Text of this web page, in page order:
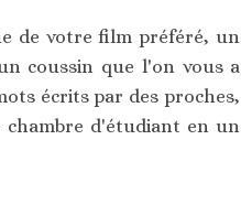
de votre film préféré, un
coussin que l'on vous a
écrits par des proches,
d'étudiant en un